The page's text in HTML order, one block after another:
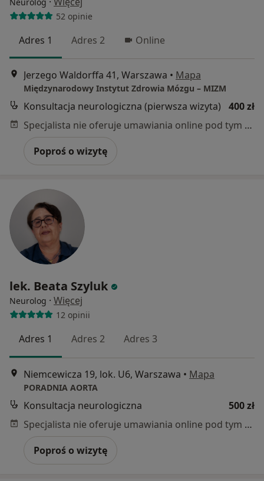
52 opinie
Adres 1 Adres 2 Online
Jerzego Waldorffa 41, Warszawa • Mapa
Międzynarodowy Instytut Zdrowia Mózgu – MIZM
Konsultacja neurologiczna (pierwsza wizyta)
400 zł
Specjalista nie oferuje umawiania online pod tym adresem.
Poproś o wizytę
lek. Beata Szyluk
Neurolog · Więcej
12 opinii
Adres 1 Adres 2 Adres 3
Niemcewicza 19, lok. U6, Warszawa • Mapa
PORADNIA AORTA
Konsultacja neurologiczna
500 zł
Specjalista nie oferuje umawiania online pod tym adresem.
Poproś o wizytę